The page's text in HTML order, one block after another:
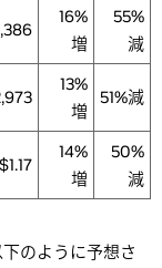
16%
増
55%
減
13%
増
51%減
$1.17
14%
増
50%
減
のように予想さ